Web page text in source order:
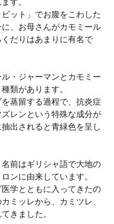
ット」でお腹をこわした
、お母さんがカモミール
だりはあまりに有名で
・ジャーマンとカモミー
類があります。
蒸留する過程で、抗炎症
レンという特殊な成分が
出されると青緑色を呈し
前はギリシャ語で大地の
ンに由来しています。
学とともに入ってきたの
ミッレから、カミツレ、
きました。